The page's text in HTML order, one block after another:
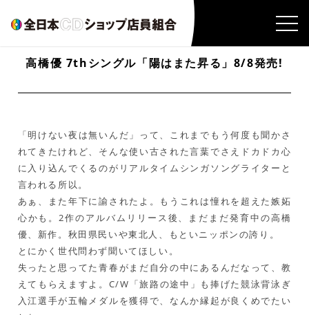
高橋優 7thシングル「陽はまた昇る」8/8発売!
「明けない夜は無いんだ」って、これまでもう何度も聞かさ
れてきたけれど、そんな使い古された言葉でさえドカドカ心
に入り込んでくるのがリアルタイムシンガソングライターと
言われる所以。
あぁ、また年下に諭されたよ。もうこれは憧れを超えた嫉妬
心かも。2作のアルバムリリース後、まだまだ発育中の高橋
優、新作。秋田県民いや東北人、もといニッポンの誇り。
とにかく世代問わず聞いてほしい。
失ったと思ってた青春がまだ自分の中にあるんだなって、教
えてもらえますよ。C/W「旅路の途中」も捧げた競泳背泳ぎ
入江選手が五輪メダルを獲得で、なんか縁起が良くめでたい